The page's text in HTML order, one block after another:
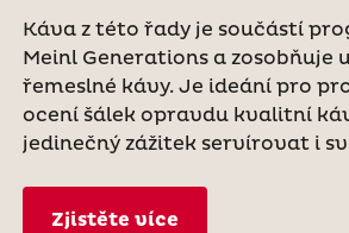
Káva z této řady je součástí
Meinl Generations a zosobňuje
řemeslné kávy. Je ideání pro
ocení šálek opravdu kvalitní
jedinečný zážitek servírovat i
Zjistěte více